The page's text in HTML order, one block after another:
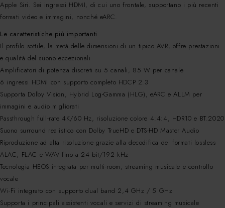
Apple Siri. Sei ingressi HDMI, di cui uno frontale, supportano i più recenti
formati video e immagini, nonché eARC.
Le caratteristiche più importanti
Il profilo sottile, la metà delle dimensioni di un tipico AVR, offre prestazioni
e qualità del suono eccezionali
Amplificatori di potenza discreti su 5 canali, 85 W per canale
6 ingressi HDMI con supporto completo HDCP 2.3
Supporta Dolby Vision, Hybrid Log-Gamma (HLG), eARC e ALLM per
immagini e audio migliorati
Passthrough full-rate 4K/60 Hz, risoluzione colore 4:4:4, HDR10 e BT.2020
Suono surround realistico con Dolby TrueHD e DTS-HD Master Audio
Riproduzione ad alta risoluzione grazie alla decodifica dei formati lossless
ALAC, FLAC e WAV fino a 24 bit/192 kHz
Tecnologia HEOS integrata per multi-room, streaming musicale e controllo
vocale
Wi-Fi integrato con supporto dual band 2,4 GHz / 5 GHz
Supporta i principali assistenti vocali e servizi di streaming musicale